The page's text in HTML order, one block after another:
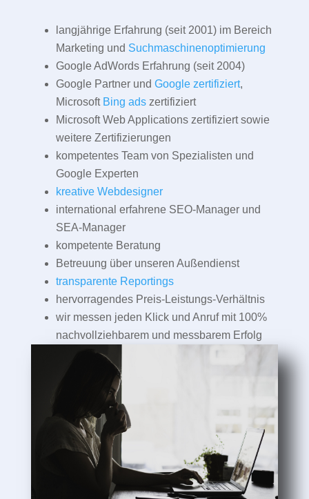
langjährige Erfahrung (seit 2001) im Bereich
Marketing und Suchmaschinenoptimierung
Google AdWords Erfahrung (seit 2004)
Google Partner und Google zertifiziert,
Microsoft Bing adszertifiziert
Microsoft Web Applications zertifiziert sowie
weitere Zertifizierungen
kompetentes Team von Spezialisten und
Google Experten
kreative Webdesigner
international erfahrene SEO-Manager und
SEA-Manager
kompetente Beratung
Betreuung über unseren Außendienst
transparente Reportings
hervorragendes Preis-Leistungs-Verhältnis
wir messen jeden Klick und Anruf mit 100%
nachvollziehbarem und messbarem Erfolg